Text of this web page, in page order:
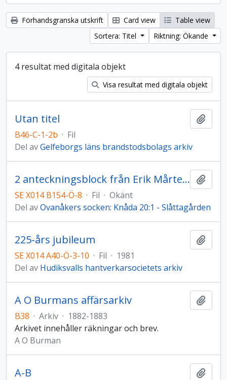
Förhandsgranska utskrift Card view
Table view
Sortera: Titel
Riktning: Ökande
4 resultat med digitala objekt
Visa resultat med digitala objekt
Utan titel
B46-C-1-2b · Fil
Del avGelfeborgs läns brandstodsbolags arkiv
2 anteckningsblock från Erik Mårtensson Cykel & Sport Knåda
SE X014 B154-Ö-8 · Fil · Okänt
Del avOvanåkers socken: Knåda 20:1 - Slåttagården
225-års jubileum
SE X014 A40-Ö-3-10 · Fil · 1981
Del av Hudiksvalls hantverkarsocietets arkiv
A O Burmans affärsarkiv
B38 · Arkiv · 1882-1883
Arkivet innehåller räkningar och brev.
A O Burman
A-B